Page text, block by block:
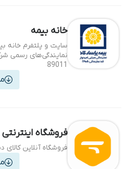
خانه بیمه
سایت و پلتفرم خانه
نمایندگی‌های رسمی
89011
فروشگاه اینترنتی
فروشگاه آنلاین کالای